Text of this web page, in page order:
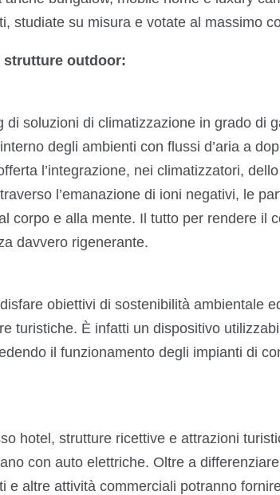
studiate su misura e votate al massimo
strutture outdoor:
di soluzioni di climatizzazione in grado di
degli ambienti con flussi d’aria a
l’integrazione, nei climatizzatori,
l’emanazione di ioni negativi, le
corpo e alla mente. Il tutto per rendere il
davvero rigenerante.
obiettivi di sostenibilità ambientale
turistiche. È infatti un dispositivo
il funzionamento degli impianti di
hotel, strutture ricettive e attrazioni
con auto elettriche. Oltre a
e altre attività commerciali potranno